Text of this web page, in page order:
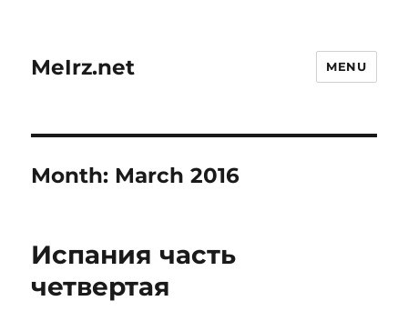
MeIrz.net MENU
Month: March 2016
Испания часть
четвертая